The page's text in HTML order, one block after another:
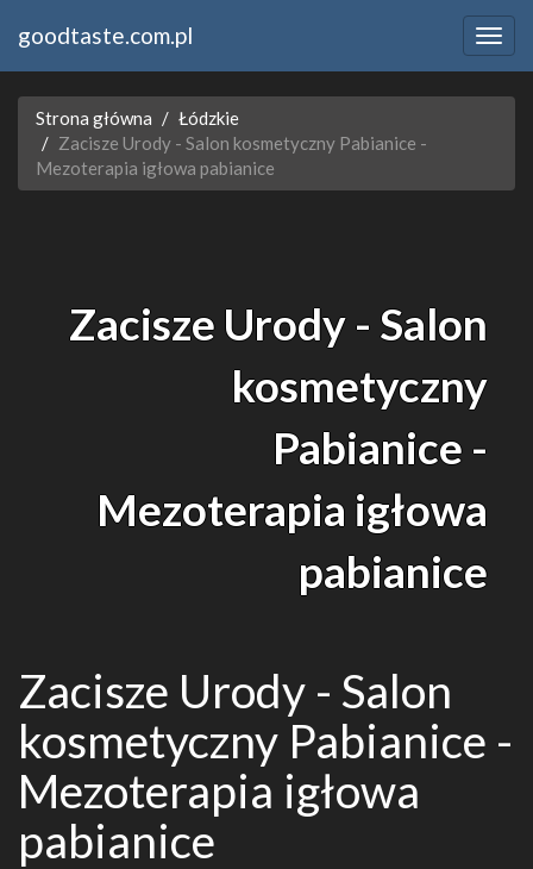
goodtaste.com.pl
Strona główna
Łódzkie
Zacisze Urody - Salon kosmetyczny Pabianice -
Mezoterapia igłowa pabianice
Zacisze Urody - Salon
kosmetyczny
Pabianice -
Mezoterapia igłowa
pabianice
Zacisze Urody - Salon
kosmetyczny Pabianice -
Mezoterapia igłowa
pabianice